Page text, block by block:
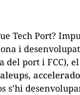
Tech Port?
i
del port i FCC),
,
s’hi